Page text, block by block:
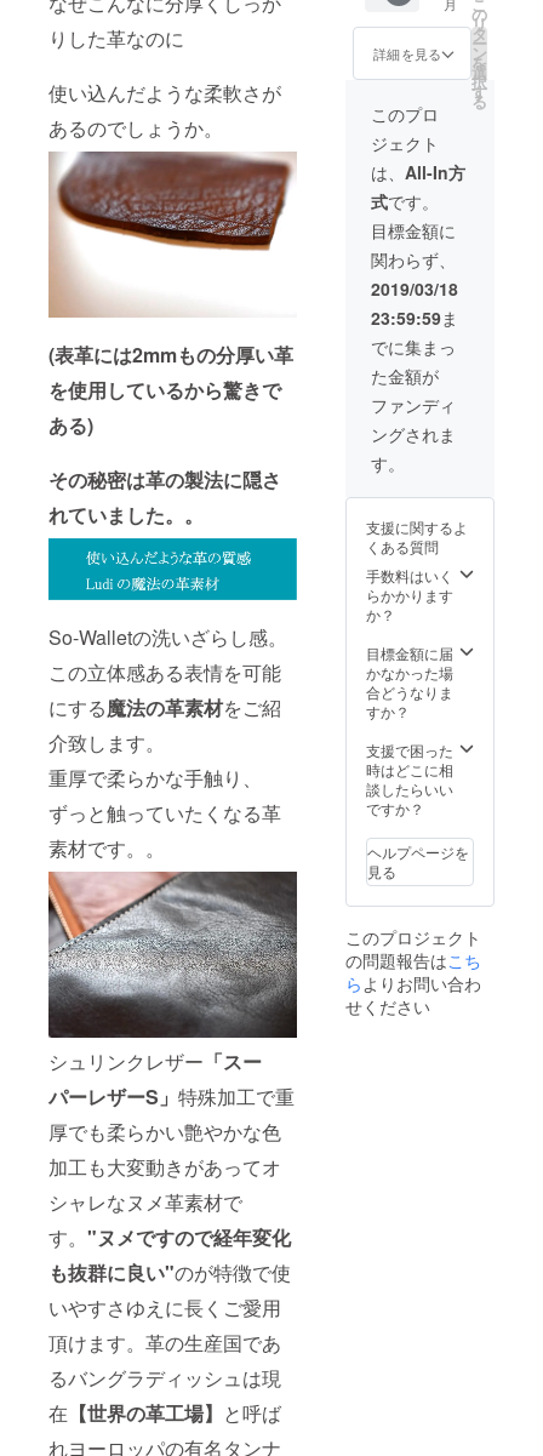
りした革なのに
使い込んだような柔軟さが
あるのでしょうか。
(表革には2mmもの分厚い革
を使用しているから驚きで
ある)
その秘密は革の製法に隠さ
れていました。。
So-Walletの洗いざらし感。
この立体感ある表情を可能
にする魔法の革素材をご紹
介致します。
重厚で柔らかな手触り、
ずっと触っていたくなる革
素材です。。
シュリンクレザー 「スー
パーレザーS」 特殊加工で重
厚でも柔らかい艶やかな色
加工も大変動きがあってオ
シャレなヌメ革素材で
す。 "ヌメですので経年変化
も抜群に良い"のが特徴で使
いやすさゆえに長くご愛用
頂けます。革の生産国であ
るバングラディッシュは現
在 【世界の革工場】 と呼ば
れヨーロッパの有名タンナ
ク・モ
カブラ
ウン・
キャメ
ル
月
詳細を見る
の
リ
タ
ー
ン
を
選
択
す
る
このプロ
ジェクト
は、 All-In方
式です。
目標金額に
関わらず、
2019/03/18
23:59:59ま
でに集まっ
た金額が
ファンディ
ングされま
す。
支援に関するよ
くある質問
手数料はいく
らかかります
か？
目標金額に届
かなかった場
合どうなりま
すか？
支援で困った
時はどこに相
談したらいい
ですか？
ヘルプページを
見る
このプロジェクト
の問題報告はこち
らよりお問い合わ
せください